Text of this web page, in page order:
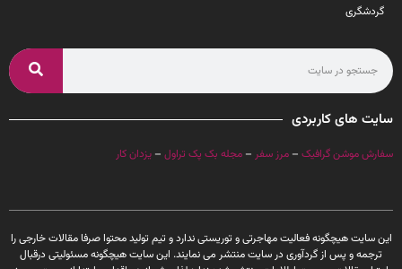
گردشگری
سایت های کاربردی
سفارش موشن گرافیک – مرز سفر – مجله بک پک تراول – یزدان کار
این سایت هیچگونه فعالیت مهاجرتی و توریستی ندارد و تیم تولید محتوا صرفا مقالات خارجی را
ترجمه و پس از گردآوری در سایت منتشر می نمایند. این سایت هیچگونه مسئولیتی درقبال